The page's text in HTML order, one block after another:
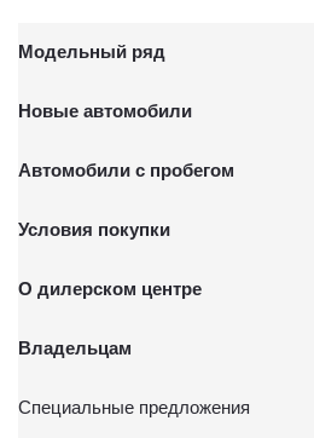
Модельный ряд
Новые автомобили
Автомобили с пробегом
Условия покупки
О дилерском центре
Владельцам
Специальные предложения